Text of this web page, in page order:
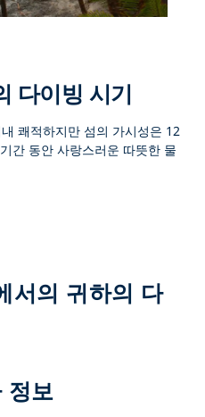
다이빙 시기
쾌적하지만 섬의 가시성은 12
간 동안 사랑스러운 따뜻한 물
서의 귀하의 다
정보